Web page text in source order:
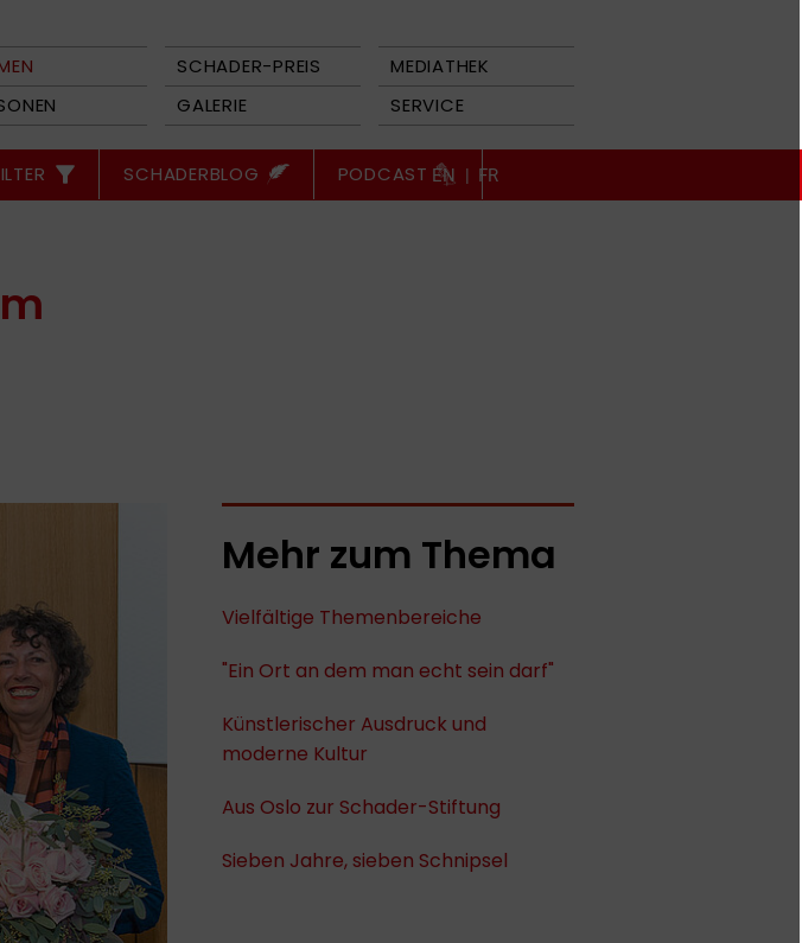
SCHADER-PREIS
MEDIATHEK
GALERIE SERVICE
SCHADERBLOG PODCAST EN | FR
Mehr zum Thema
Vielfältige Themenbereiche
"Ein Ort an dem man echt sein darf"
Künstlerischer Ausdruck und
moderne Kultur
Aus Oslo zur Schader-Stiftung
Sieben Jahre, sieben Schnipsel